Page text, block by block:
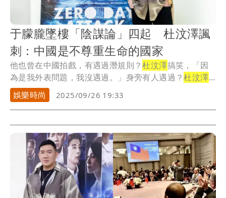
于朦朧墜樓「陰謀論」四起 杜汶澤諷
刺：中國是不尊重生命的國家
他也曾在中國拍戲，有遇過潛規則？杜汶澤搞笑，「因
為是我外表問題，我沒遇過。」身旁有人遇過？杜汶澤
認為...
娛樂時尚 2025/09/26 19:33